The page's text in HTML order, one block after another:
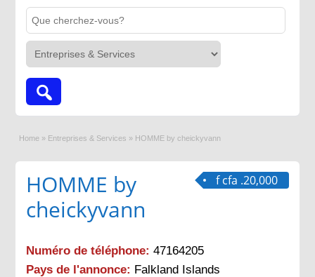
Home » Entreprises & Services » HOMME by cheickyvann
f cfa .20,000
HOMME by
cheickyvann
Numéro de téléphone: 47164205
Pays de l'annonce: Falkland Islands